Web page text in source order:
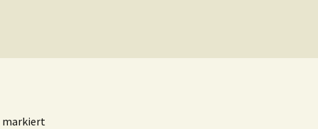
markiert